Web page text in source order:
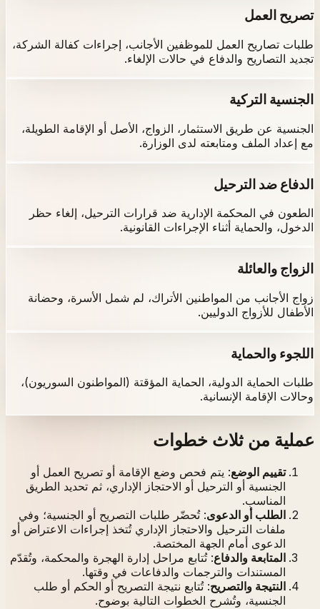
تصريح العمل
طلبات تصاريح العمل للموظفين الأجانب، إجراءات كفالة الشركة،
تجديد التصاريح والدفاع في حالات الإلغاء.
الجنسية التركية
الجنسية عن طريق الاستثمار، الزواج، الأصل أو الإقامة الطويلة،
مع إعداد الملف ومتابعته لدى الوزارة.
الدفاع ضد الترحيل
الطعون في المحكمة الإدارية ضد قرارات الترحيل، إلغاء حظر
الدخول، والحماية أثناء الإجراءات القانونية.
الزواج والعائلة
زواج الأجانب من المواطنين الأتراك، لم شمل الأسرة، وحضانة
الأطفال للأزواج الدوليين.
اللجوء والحماية
طلبات الحماية الدولية، الحماية المؤقتة (المواطنون السوريون)،
وحالات الإقامة الإنسانية.
عملية من ثلاث خطوات
تقييم الوضع: يتم فحص وضع الإقامة أو تصريح العمل أو
الجنسية أو الترحيل أو الاحتجاز الإداري، ثم تحديد الطريق
المناسب.
الطلب أو الدعوى:تُحضّر طلبات التصريح أو الجنسية؛ وفي
ملفات الترحيل والاحتجاز الإداري تُتخذ إجراءات الاعتراض أو
الدعوى أمام الجهة المختصة.
المتابعة والدفاع:تُتابع مراحل إدارة الهجرة والمحكمة، وتُقدّم
المستندات والترجمات والدفاعات في وقتها.
النتيجة والتصريح:تُتابع نتيجة التصريح أو الحكم أو طلب
الجنسية، وتُشرح الخطوات التالية بوضوح.